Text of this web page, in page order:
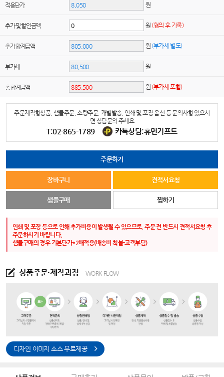
적용단가 원
추가 및 할인금액 원 (협의 후 기록)
추가 합계금액 원 (부가세 별도)
부가세 원
총 합계금액 원 (부가세 포함)
주문제작형상품, 샘플주문, 소량주문, 개별발송, 인쇄 및 포장 옵션 등 문의사항 있으시
면 상담문의 주세요
T:02-865-1789 카톡상담:휴먼기프트
주문하기
장바구니 견적서요청
샘플구매 찜하기
인쇄 및 포장 등으로 인해 추가비용이 발생될 수 있으므로, 주문 전 반드시 견적서요청 후
주문하시기 바랍니다.
샘플구매의 경우 기본단가*2배적용(배송비 착불-고객부담)
상품주문·제작과정 WORK FLOW
디자인 이미지 소스 무료제공